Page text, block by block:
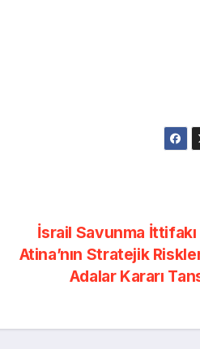
İsrail Savunma İttifakı
Atina’nın Stratejik
Adalar Kararı